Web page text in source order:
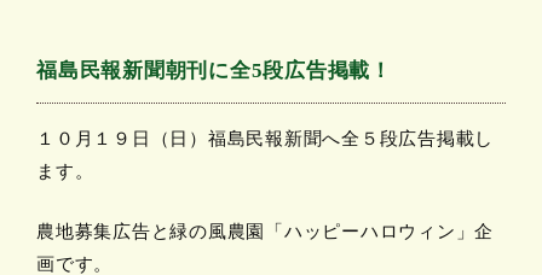
福島民報新聞朝刊に全5段広告掲載！
１０月１９日（日）福島民報新聞へ全５段広告掲載し
ます。
農地募集広告と緑の風農園「ハッピーハロウィン」企
画です。